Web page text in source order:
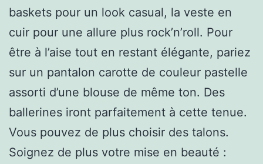
baskets pour un look casual, la veste en
cuir pour une allure plus rock’n’roll. Pour
être à l’aise tout en restant élégante, pariez
sur un pantalon carotte de couleur pastelle
assorti d’une blouse de même ton. Des
ballerines iront parfaitement à cette tenue.
Vous pouvez de plus choisir des talons.
Soignez de plus votre mise en beauté :